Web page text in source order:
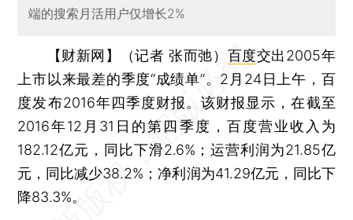
端的搜索月活用户仅增长2%
【财新网】（记者 张而弛） 百度交出2005年
上市以来最差的季度“成绩单”。2月24日上午，百
度发布2016年四季度财报。该财报显示，在截至
2016年12月31日的第四季度，百度营业收入为
182.12亿元，同比下滑2.6%；运营利润为21.85亿
元，同比减少38.2%；净利润为41.29亿元，同比下
降83.3%。